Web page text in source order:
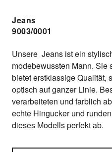
Jeans
9003/0001
Unsere Jeans ist ein
modebewussten Mann. Sie
bietet erstklassige Qualität,
optisch auf ganzer Linie.
verarbeiteten und farblich
echte Hingucker und
dieses Modells perfekt ab.